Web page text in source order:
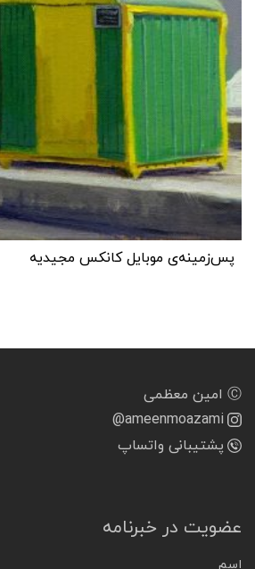
پس‌زمینه‌ی موبایل کانکس مجیدیه
Ⓒ امین معظمی
@ameenmoazami
پشتیبانی واتساپ
عضویت در خبرنامه
اسم